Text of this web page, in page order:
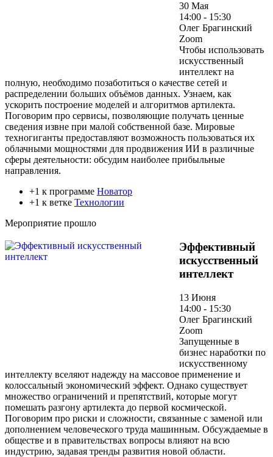
30 Мая
14:00 - 15:30
Олег Брагинский
Zoom
Чтобы использовать
искусственный
интеллект на
полную, необходимо позаботиться о качестве сетей и
распределении больших объёмов данных. Узнаем, как
ускорить построение моделей и алгоритмов артилекта.
Поговорим про сервисы, позволяющие получать ценные
сведения извне при малой собственной базе. Мировые
техногиганты предоставляют возможность пользоваться их
облачными мощностями для продвижения ИИ в различные
сферы деятельности: обсудим наиболее прибыльные
направления.
+1 к программе Новатор
+1 к ветке Технологии
Мероприятие прошло
Эффективный
искусственный
интеллект
13 Июня
14:00 - 15:30
Олег Брагинский
Zoom
Запущенные в
бизнес наработки по
искусственному
интеллекту вселяют надежду на массовое применение и
колоссальный экономический эффект. Однако существует
множество ограничений и препятствий, которые могут
помешать разгону артилекта до первой космической.
Поговорим про риски и сложности, связанные с заменой или
дополнением человеческого труда машинным. Обсуждаемые в
обществе и в правительствах вопросы влияют на всю
индустрию, задавая тренды развития новой области.